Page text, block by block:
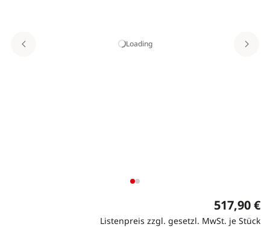
Loading
517,90 €
Listenpreis zzgl. gesetzl. MwSt. je Stück